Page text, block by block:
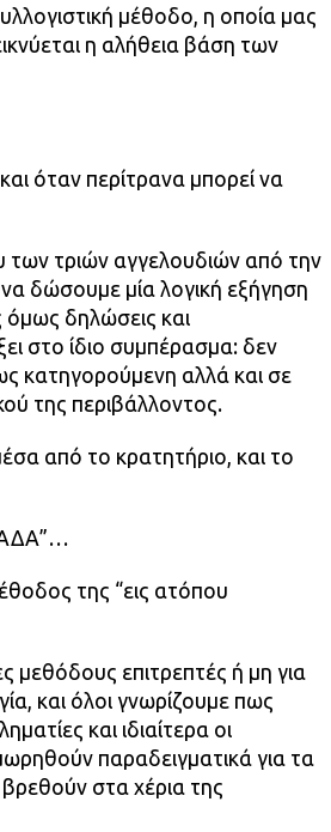
μέθοδο, η οποία μας
η αλήθεια βάση των
όταν περίτρανα μπορεί να
των τριών αγγελουδιών από την
δώσουμε μία λογική εξήγηση
δηλώσεις και
στο ίδιο συμπέρασμα: δεν
κατηγορούμενη αλλά και σε
της περιβάλλοντος.
από το κρατητήριο, και το
της “εις ατόπου
μεθόδους επιτρεπτές ή μη για
και όλοι γνωρίζουμε πως
και ιδιαίτερα οι
παραδειγματικά για τα
στα χέρια της